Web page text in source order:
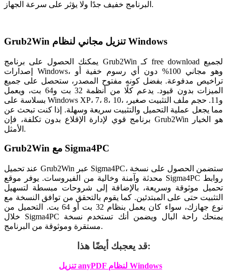
البرنامج خفيف جدًا ولا يؤثر على سرعة الجهاز.
Grub2Win تنزيل مجاني لنظام Windows
يمكنك الحصول على برنامج Grub2Win كـ free download لجميع
إصدارات Windows، وهو مجاني 100% دون أي رسوم خفية أو
تراخيص مدفوعة. بفضل كونه مفتوح المصدر، ستحصل على جميع
الميزات بدون قيود. يدعم كلًا من أنظمة 32 بت و64 بت، ويعمل
بسلاسة على Windows XP، 7، 8، 10، و11. حجم ملف التثبيت صغير،
مما يجعل عملية التحميل والتثبيت سريعة وسهلة. إذا كنت تبحث عن
برنامج قوي لإدارة الإقلاع بدون تكلفة، فإن Grub2Win هو الخيار
الأمثل.
Grub2Win مع Sigma4PC
عند تحميل Grub2Win عبر Sigma4PC، ستضمن الحصول على نسخة
محدثة وآمنة وخالية من الفيروسات. يوفر موقع Sigma4PC روابط
تحميل موثوقة وسريعة، بالإضافة إلى شروحات مبسطة لتسهيل
التثبيت حتى على المبتدئين. كما يقوم بالتحقق من توافق النسخة مع
نوع جهازك، سواء كان يعمل بنظام 32 بت أو 64 بت. التحميل من
خلال Sigma4PC يمنحك راحة البال ويضمن أنك تستخدم نسخة
مستقرة وموثوقة من البرنامج.
قد يعجبك أيضًا هذا:
تنزيل anyPDF لنظام Windows